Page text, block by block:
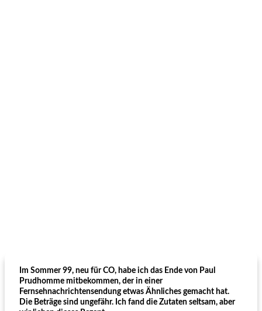
Im Sommer 99, neu für CO, habe ich das Ende von Paul
Prudhomme mitbekommen, der in einer
Fernsehnachrichtensendung etwas Ähnliches gemacht hat.
Die Beträge sind ungefähr. Ich fand die Zutaten seltsam, aber